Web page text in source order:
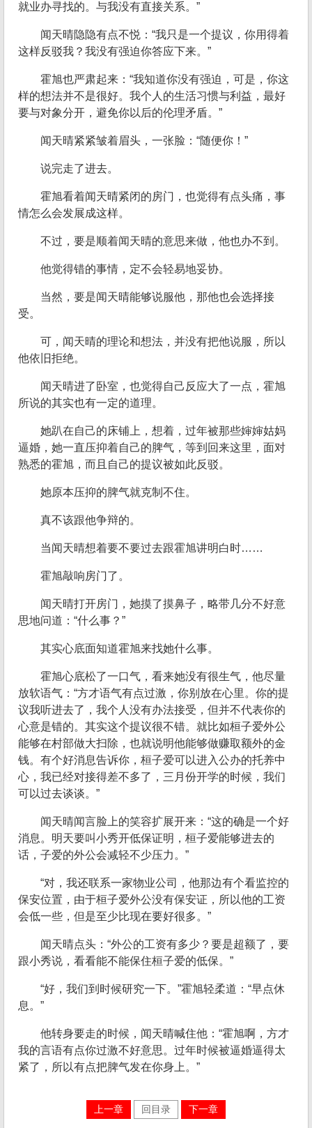
就业办寻找的。与我没有直接关系。”
闻天晴隐隐有点不悦：“我只是一个提议，你用得着
这样反驳我？我没有强迫你答应下来。”
霍旭也严肃起来：“我知道你没有强迫，可是，你这
样的想法并不是很好。我个人的生活习惯与利益，最好
要与对象分开，避免你以后的伦理矛盾。”
闻天晴紧紧皱着眉头，一张脸：“随便你！”
说完走了进去。
霍旭看着闻天晴紧闭的房门，也觉得有点头痛，事
情怎么会发展成这样。
不过，要是顺着闻天晴的意思来做，他也办不到。
他觉得错的事情，定不会轻易地妥协。
当然，要是闻天晴能够说服他，那他也会选择接
受。
可，闻天晴的理论和想法，并没有把他说服，所以
他依旧拒绝。
闻天晴进了卧室，也觉得自己反应大了一点，霍旭
所说的其实也有一定的道理。
她趴在自己的床铺上，想着，过年被那些婶婶姑妈
逼婚，她一直压抑着自己的脾气，等到回来这里，面对
熟悉的霍旭，而且自己的提议被如此反驳。
她原本压抑的脾气就克制不住。
真不该跟他争辩的。
当闻天晴想着要不要过去跟霍旭讲明白时……
霍旭敲响房门了。
闻天晴打开房门，她摸了摸鼻子，略带几分不好意
思地问道：“什么事？”
其实心底面知道霍旭来找她什么事。
霍旭心底松了一口气，看来她没有很生气，他尽量
放软语气：“方才语气有点过激，你别放在心里。你的提
议我听进去了，我个人没有办法接受，但并不代表你的
心意是错的。其实这个提议很不错。就比如桓子爱外公
能够在村部做大扫除，也就说明他能够做赚取额外的金
钱。有个好消息告诉你，桓子爱可以进入公办的托养中
心，我已经对接得差不多了，三月份开学的时候，我们
可以过去谈谈。”
闻天晴闻言脸上的笑容扩展开来：“这的确是一个好
消息。明天要叫小秀开低保证明，桓子爱能够进去的
话，子爱的外公会减轻不少压力。”
“对，我还联系一家物业公司，他那边有个看监控的
保安位置，由于桓子爱外公没有保安证，所以他的工资
会低一些，但是至少比现在要好很多。”
闻天晴点头：“外公的工资有多少？要是超额了，要
跟小秀说，看看能不能保住桓子爱的低保。”
“好，我们到时候研究一下。”霍旭轻柔道：“早点休
息。”
他转身要走的时候，闻天晴喊住他：“霍旭啊，方才
我的言语有点你过激不好意思。过年时候被逼婚逼得太
紧了，所以有点把脾气发在你身上。”
上一章 回目录 下一章